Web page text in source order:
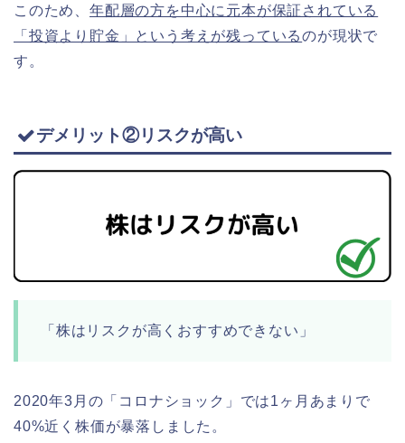
このため、 年配層の方を中心に元本が保証されている
「投資より貯金」という考えが残っているのが現状で
す。
デメリット②リスクが高い
「株はリスクが高くおすすめできない」
2020年3月の「コロナショック」では1ヶ月あまりで
40%近く株価が暴落しました。